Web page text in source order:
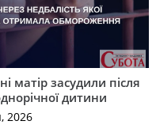
матір засудили після
дитини
2026